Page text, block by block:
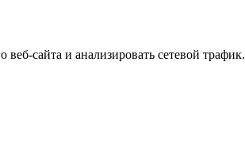
сайта и анализировать сетевой трафик.